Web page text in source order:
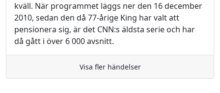
kväll. När programmet läggs ner den 16 december
2010, sedan den då 77-årige King har valt att
pensionera sig, är det CNN:s äldsta serie och har
då gått i över 6 000 avsnitt.
Visa fler händelser